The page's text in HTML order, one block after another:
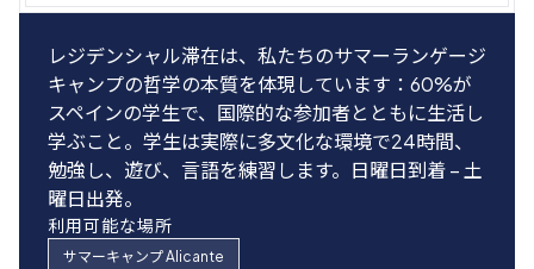
レジデンシャル滞在は、私たちのサマーランゲージ
キャンプの哲学の本質を体現しています：60%が
スペインの学生で、国際的な参加者とともに生活し
学ぶこと。学生は実際に多文化な環境で24時間、
勉強し、遊び、言語を練習します。日曜日到着 – 土
曜日出発。
利用可能な場所
サマーキャンプ Alicante
14歳以上の学生は、私たちのホームステイプログ
ラムでスペインの家庭の一員になることを選択でき
ます。これは、本当に本場のスペイン語イマージョ
ン体験を望む学生にとって素晴らしい選択です。私
たちのすべてのホストファミリーは、私たちと同じ
基本的価値観を共有していることを確認するために
慎重に選ばれています。日曜日到着 – 土曜日出発。
キャンプでは昼食、ホストファミリー宅では朝食と
近くに住んでいるか家族と一緒にスペインを旅行し
ているキャンパーにとって完璧な選択です。学生は
日中に語学クラスや楽しいアクティビティを楽し
み、新しい国際的な友人を作り、夕方には家族のも
とに戻ります。月曜日 - 金曜日、午前9時〜午後8
時。
利用可能な場所
すべてのサマーキャンプの目的地
学生は、午前の語学授業のみ参加するためにキャン
プに来ることを選べます。このオプションでは、参
加者は月曜から金曜の午前9時から12時30分までの
スペイン語または英語の授業のみ受けます。
利用可能地域
すべてのサマーキャンプの目的地
今すぐ予約